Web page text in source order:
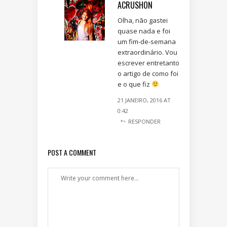
ACRUSHON
Olha, não gastei
quase nada e foi
um fim-de-semana
extraordinário. Vou
escrever entretanto
o artigo de como foi
e o que fiz
21 JANEIRO, 2016 AT
0:42
RESPONDER
POST A COMMENT